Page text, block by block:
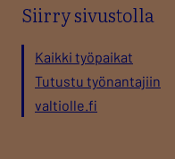
Siirry sivustolla
Kaikki työpaikat
Tutustu työnantajiin
valtiolle.fi